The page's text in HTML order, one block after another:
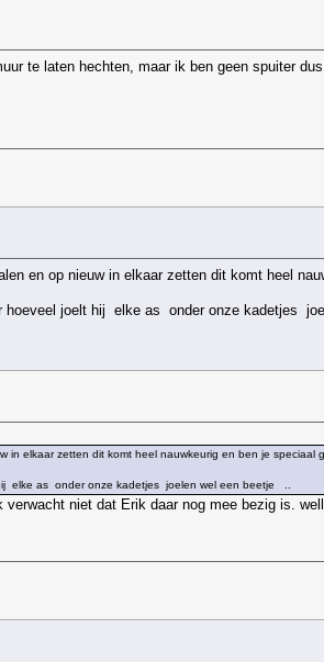
te laten hechten, maar ik ben geen spuiter
en op nieuw in elkaar zetten dit komt heel
joelt hij elke as onder onze kadetjes
elkaar zetten dit komt heel nauwkeurig en ben je speciaal
elke as onder onze kadetjes joelen wel een beetje ..
niet dat Erik daar nog mee bezig is.